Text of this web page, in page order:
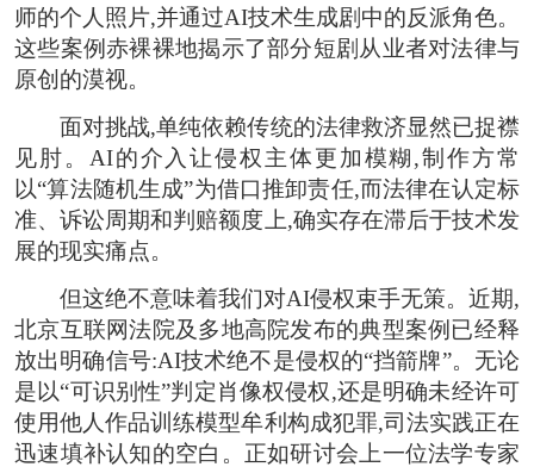
师的个人照片,并通过AI技术生成剧中的反派角色。
这些案例赤裸裸地揭示了部分短剧从业者对法律与
原创的漠视。
面对挑战,单纯依赖传统的法律救济显然已捉襟
见肘。AI的介入让侵权主体更加模糊,制作方常
以“算法随机生成”为借口推卸责任,而法律在认定标
准、诉讼周期和判赔额度上,确实存在滞后于技术发
展的现实痛点。
但这绝不意味着我们对AI侵权束手无策。近期,
北京互联网法院及多地高院发布的典型案例已经释
放出明确信号:AI技术绝不是侵权的“挡箭牌”。无论
是以“可识别性”判定肖像权侵权,还是明确未经许可
使用他人作品训练模型牟利构成犯罪,司法实践正在
迅速填补认知的空白。正如研讨会上一位法学专家